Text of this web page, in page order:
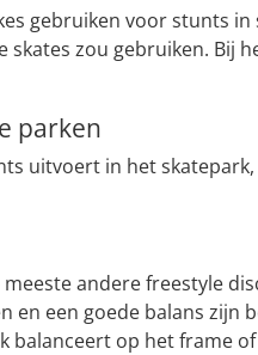
gebruiken voor stunts
skates zou gebruiken. Bij
parken
uitvoert in het
andere freestyle
en een goede balans
balanceert op het frame